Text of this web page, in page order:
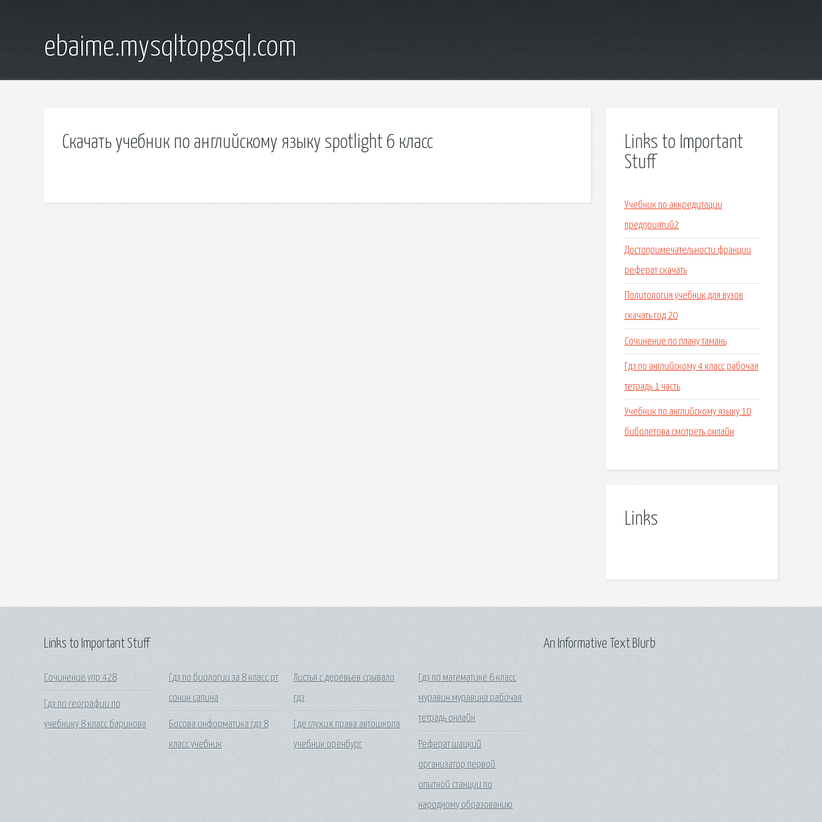
ebaime.mysqltopgsql.com
Скачать учебник по английскому языку spotlight 6 класс
Links to Important
Stuff
Учебник по аккредитации
предприятий2
Достопримечательности франции
реферат скачать
Политология учебник для вузов
скачать год 20
Сочинение по плану тамань
Гдз по английскому 4 класс рабочая
тетрадь 1 часть
Учебник по английскому языку 10
биболетова смотреть онлайн
Links
Links to Important Stuff
Сочинение упр 428
Гдз по географии по
учебнику 8 класс баринова
Гдз по биологии за 8 класс рт
сонин сапина
Босова информатика гдз 8
класс учебник
Листья с деревьев срывало
гдз
Где глухих права автошкола
учебник оренбург
Гдз по математике 6 класс
муравин муравина рабочая
тетрадь онлайн
Реферат шацкий
организатор первой
опытной станции по
народному образованию
An Informative Text Blurb